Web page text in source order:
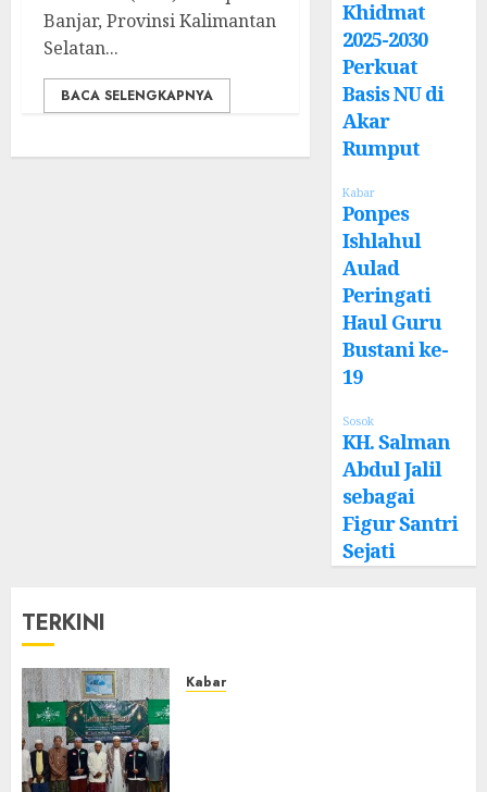
Banjar, Provinsi Kalimantan
Selatan...
BACA SELENGKAPNYA
Khidmat
2025-2030
Perkuat
Basis NU di
Akar
Rumput
Kabar
Ponpes
Ishlahul
Aulad
Peringati
Haul Guru
Bustani ke-
19
Sosok
KH. Salman
Abdul Jalil
sebagai
Figur Santri
Sejati
TERKINI
Kabar